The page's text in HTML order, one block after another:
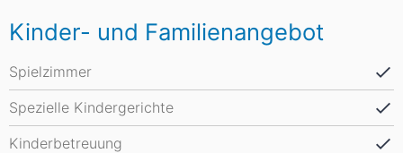
Kinder- und Familienangebot
Spielzimmer
Spezielle Kindergerichte
Kinderbetreuung